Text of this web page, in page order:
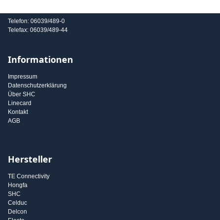
Telefon: 06039/489-0
Telefax: 06039/489-44
Informationen
Impressum
Datenschutzerklärung
Über SHC
Linecard
Kontakt
AGB
Hersteller
TE Connectivity
Hongfa
SHC
Celduc
Delcon